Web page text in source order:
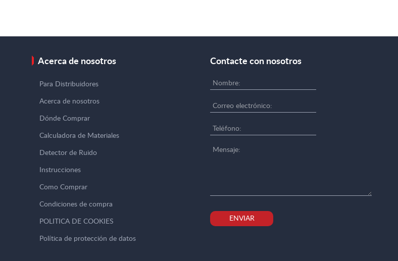
Acerca de nosotros
Para Distribuidores
Acerca de nosotros
Dónde Comprar
Calculadora de Materiales
Detector de Ruido
Instrucciones
Como Comprar
Condiciones de compra
POLITICA DE COOKIES
Política de protección de datos
Contacte con nosotros
ENVIAR